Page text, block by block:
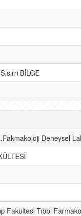
BİLGE
Deneysel
Fakültesi Tıbbi